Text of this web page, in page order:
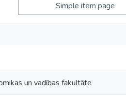
Simple item page
un vadības fakultāte